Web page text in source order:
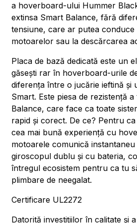
a hoverboard-ului Hummer
extinsa Smart Balance, fără
tensiune, care ar putea
motoarelor sau la descărcarea
Placa de bază dedicată este un
găsești rar în hoverboard-urile
diferența între o jucărie ieftină și
Smart. Este piesa de rezistență
Balance, care face ca toate
rapid și corect. De ce? Pentru
cea mai bună experiență cu
motoarele comunică
giroscopul dublu și cu bateria,
întregul ecosistem pentru ca tu
plimbare de neegalat.
Certificare UL2272
Datorită investițiilor în calitate și